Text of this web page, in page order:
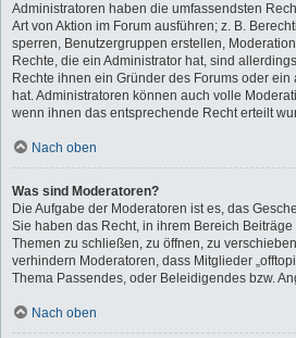
Administratoren haben die umfassendsten
Art von Aktion im Forum ausführen; z. B.
sperren, Benutzergruppen erstellen,
Rechte, die ein Administrator hat, sind
Rechte ihnen ein Gründer des Forums oder
hat. Administratoren können auch volle
wenn ihnen das entsprechende Recht erteilt
Nach oben
Was sind Moderatoren?
Die Aufgabe der Moderatoren ist es, das
Sie haben das Recht, in ihrem Bereich
Themen zu schließen, zu öffnen, zu
verhindern Moderatoren, dass Mitglieder
Thema Passendes, oder Beleidigendes bzw.
Nach oben